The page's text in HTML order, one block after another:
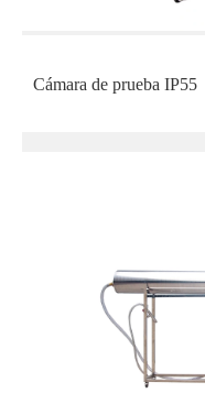
Cámara de prueba IP55